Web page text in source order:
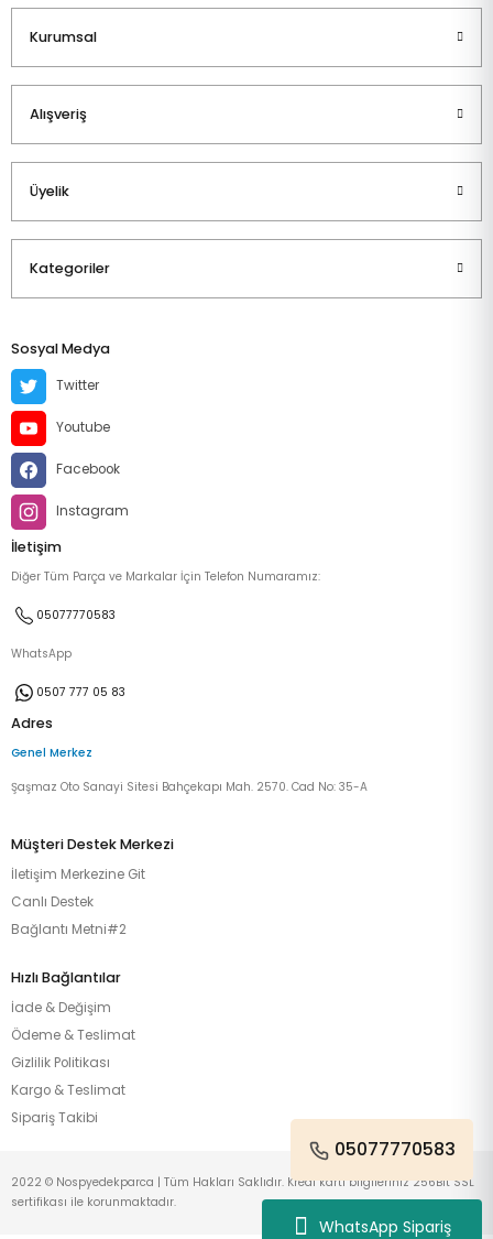
WhatsApp Sipariş
Kurumsal
Alışveriş
Üyelik
Kategoriler
Sosyal Medya
Twitter
Youtube
Facebook
Instagram
İletişim
Diğer Tüm Parça ve Markalar İçin Telefon Numaramız:
05077770583
WhatsApp
0507 777 05 83
Adres
Genel Merkez
Şaşmaz Oto Sanayi Sitesi Bahçekapı Mah. 2570. Cad No: 35-A
Müşteri Destek Merkezi
İletişim Merkezine Git
Canlı Destek
Bağlantı Metni#2
Hızlı Bağlantılar
İade & Değişim
Ödeme & Teslimat
Gizlilik Politikası
Kargo & Teslimat
Sipariş Takibi
05077770583
2022 © Nospyedekparca | Tüm Hakları Saklıdır. Kredi kartı bilgileriniz 256Bit SSL
sertifikası ile korunmaktadır.